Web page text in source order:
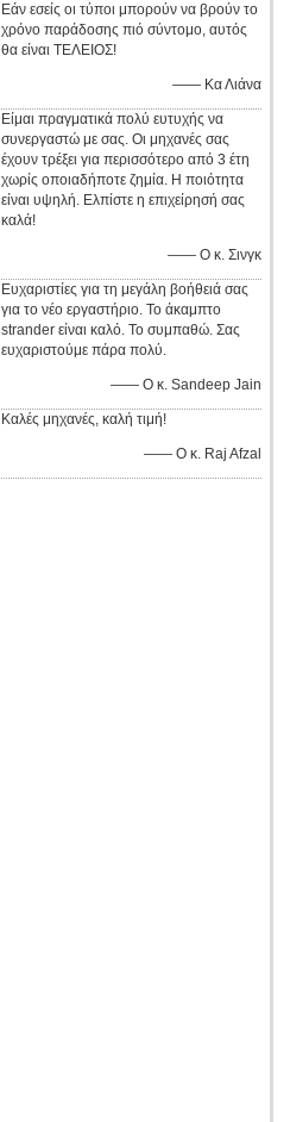
Εάν εσείς οι τύποι μπορούν να βρούν το
χρόνο παράδοσης πιό σύντομο, αυτός
θα είναι ΤΕΛΕΙΟΣ!
—— Κα Λιάνα
Είμαι πραγματικά πολύ ευτυχής να
συνεργαστώ με σας. Οι μηχανές σας
έχουν τρέξει για περισσότερο από 3 έτη
χωρίς οποιαδήποτε ζημία. Η ποιότητα
είναι υψηλή. Ελπίστε η επιχείρησή σας
καλά!
—— Ο κ. Σινγκ
Ευχαριστίες για τη μεγάλη βοήθειά σας
για το νέο εργαστήριο. Το άκαμπτο
strander είναι καλό. Το συμπαθώ. Σας
ευχαριστούμε πάρα πολύ.
—— Ο κ. Sandeep Jain
Καλές μηχανές, καλή τιμή!
—— Ο κ. Raj Afzal